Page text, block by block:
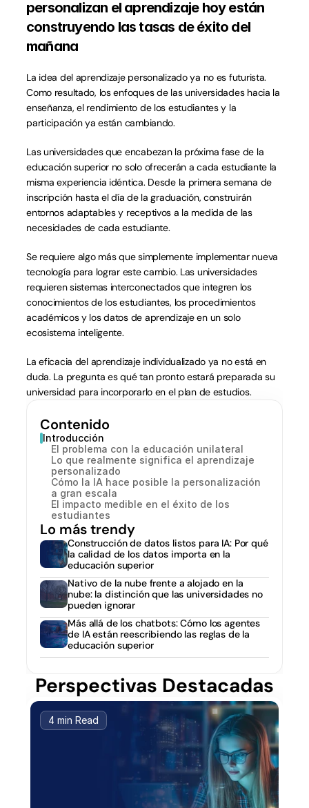
Contenido
Introducción
El problema con la educación unilateral
Lo que realmente significa el aprendizaje
personalizado
Cómo la IA hace posible la personalización
a gran escala
El impacto medible en el éxito de los
estudiantes
Lo más trendy
Construcción de datos listos para IA: Por qué
la calidad de los datos importa en la
educación superior
Nativo de la nube frente a alojado en la
nube: la distinción que las universidades no
pueden ignorar
Más allá de los chatbots: Cómo los agentes
de IA están reescribiendo las reglas de la
educación superior
personalizan el aprendizaje hoy están
construyendo las tasas de éxito del
mañana
La idea del aprendizaje personalizado ya no es futurista.
Como resultado, los enfoques de las universidades hacia la
enseñanza, el rendimiento de los estudiantes y la
participación ya están cambiando.
Las universidades que encabezan la próxima fase de la
educación superior no solo ofrecerán a cada estudiante la
misma experiencia idéntica. Desde la primera semana de
inscripción hasta el día de la graduación, construirán
entornos adaptables y receptivos a la medida de las
necesidades de cada estudiante.
Se requiere algo más que simplemente implementar nueva
tecnología para lograr este cambio. Las universidades
requieren sistemas interconectados que integren los
conocimientos de los estudiantes, los procedimientos
académicos y los datos de aprendizaje en un solo
ecosistema inteligente.
La eficacia del aprendizaje individualizado ya no está en
duda. La pregunta es qué tan pronto estará preparada su
universidad para incorporarlo en el plan de estudios.
Perspectivas Destacadas
4 min Read